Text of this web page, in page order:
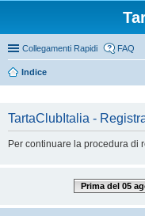
Collegamenti Rapidi FAQ
Indice
TartaClubItalia -
Per continuare la procedura di
Prima del 05